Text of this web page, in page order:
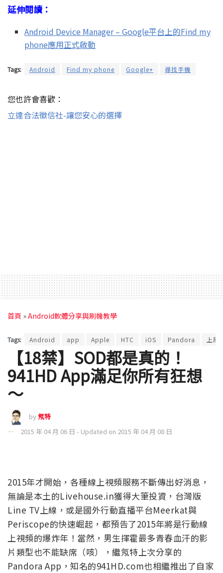
延伸閱讀：
Android Device Manager – Google平台上的Find my
phone應用正式啟動
Tags: Android Find my phone Google+ 尋找手機
您也許會喜歡：
立達合法徵信社-讓您安心的選擇
首頁 »Android軟體分享與刷機教學
Tags: Android app Apple HTC iOS Pandora 上原
【18禁】SOD都是真的！
941HD App滿足你所有狂想
～
by氖特
2015 年 04 月 06 日 - Updated on 2015 年 04 月 08 日
2015年才開始，各種線上視頻服務不斷傳出好消息，
無論是本土的Livehouse.in獲得大筆投資，台灣版
Line TV上線，或是國外行動直播平台Meerkat與
Periscope的快速崛起，都預告了2015年將是行動線
上視頻的爆炸年！當然，男生揮霍最多青春血汗的影
片類型也不能缺席（咳），繼氖特上次分享的
Pandora App，知名的941HD.com也相繼推出了自家